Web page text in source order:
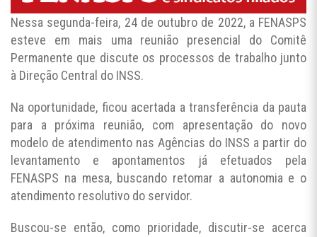
Nessa segunda-feira, 24 de outubro de 2022, a FENASPS
esteve em mais uma reunião presencial do Comitê
Permanente que discute os processos de trabalho junto
à Direção Central do INSS.
Na oportunidade, ficou acertada a transferência da pauta
para a próxima reunião, com apresentação do novo
modelo de atendimento nas Agências do INSS a partir do
levantamento e apontamentos já efetuados pela
FENASPS na mesa, buscando retomar a autonomia e o
atendimento resolutivo do servidor.
Buscou-se então, como prioridade, discutir-se acerca